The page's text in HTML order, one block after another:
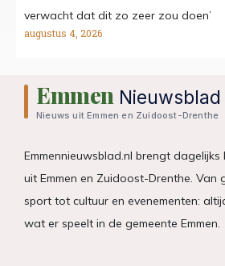
verwacht dat dit zo zeer zou doen’
augustus 4, 2026
Emmen Nieuwsblad
Nieuws uit Emmen en Zuidoost-Drenthe
Emmennieuwsblad.nl brengt
uit Emmen en Zuidoost-Drenthe. Van
sport tot cultuur en evenementen:
wat er speelt in de gemeente Emmen.